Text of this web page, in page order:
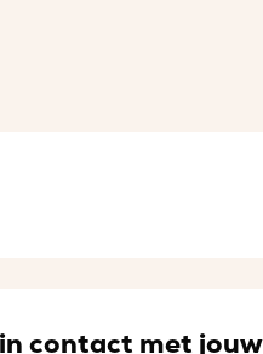
contact met jouw